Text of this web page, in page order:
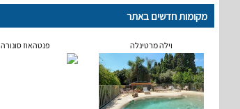
מקומות חדשים באתר
וילה מרטינלה פנטהאוז סונורה